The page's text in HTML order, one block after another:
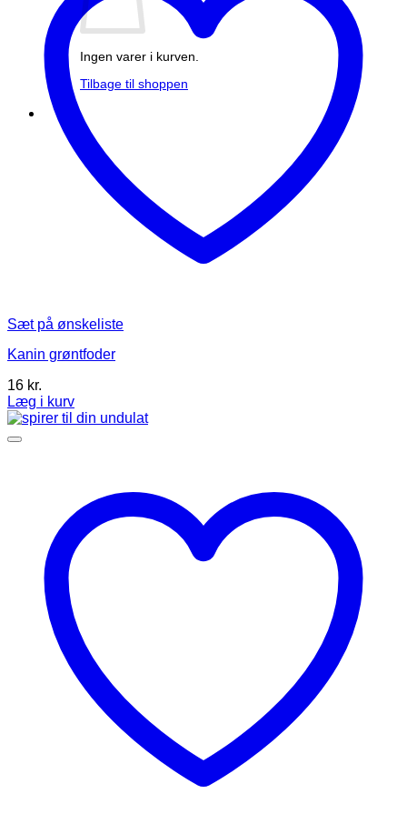
Ingen varer i kurven.
Tilbage til shoppen
Sæt på ønskeliste
Kanin grøntfoder
16 kr.
Læg i kurv
Dette
vare
Mulighederne
varesiden